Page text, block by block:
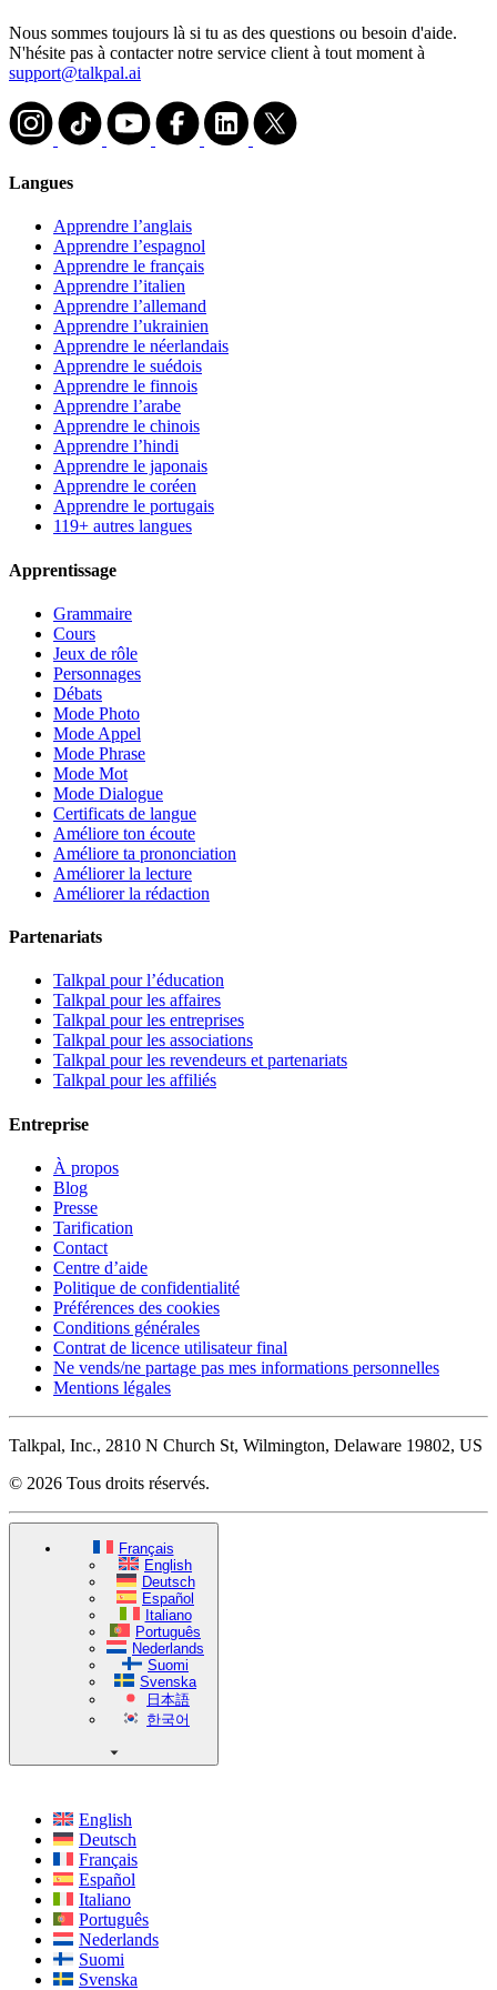
Nous sommes toujours là si tu as des questions ou besoin d'aide.
N'hésite pas à contacter notre service client à tout moment à
support@talkpal.ai
Langues
Apprendre l’anglais
Apprendre l’espagnol
Apprendre le français
Apprendre l’italien
Apprendre l’allemand
Apprendre l’ukrainien
Apprendre le néerlandais
Apprendre le suédois
Apprendre le finnois
Apprendre l’arabe
Apprendre le chinois
Apprendre l’hindi
Apprendre le japonais
Apprendre le coréen
Apprendre le portugais
119+ autres langues
Apprentissage
Grammaire
Cours
Jeux de rôle
Personnages
Débats
Mode Photo
Mode Appel
Mode Phrase
Mode Mot
Mode Dialogue
Certificats de langue
Améliore ton écoute
Améliore ta prononciation
Améliorer la lecture
Améliorer la rédaction
Partenariats
Talkpal pour l’éducation
Talkpal pour les affaires
Talkpal pour les entreprises
Talkpal pour les associations
Talkpal pour les revendeurs et partenariats
Talkpal pour les affiliés
Entreprise
À propos
Blog
Presse
Tarification
Contact
Centre d’aide
Politique de confidentialité
Préférences des cookies
Conditions générales
Contrat de licence utilisateur final
Ne vends/ne partage pas mes informations personnelles
Mentions légales
Talkpal, Inc., 2810 N Church St, Wilmington, Delaware 19802, US
© 2026 Tous droits réservés.
Français
English
Deutsch
Español
Italiano
Português
Nederlands
Suomi
Svenska
日本語
한국어
English
Deutsch
Français
Español
Italiano
Português
Nederlands
Suomi
Svenska